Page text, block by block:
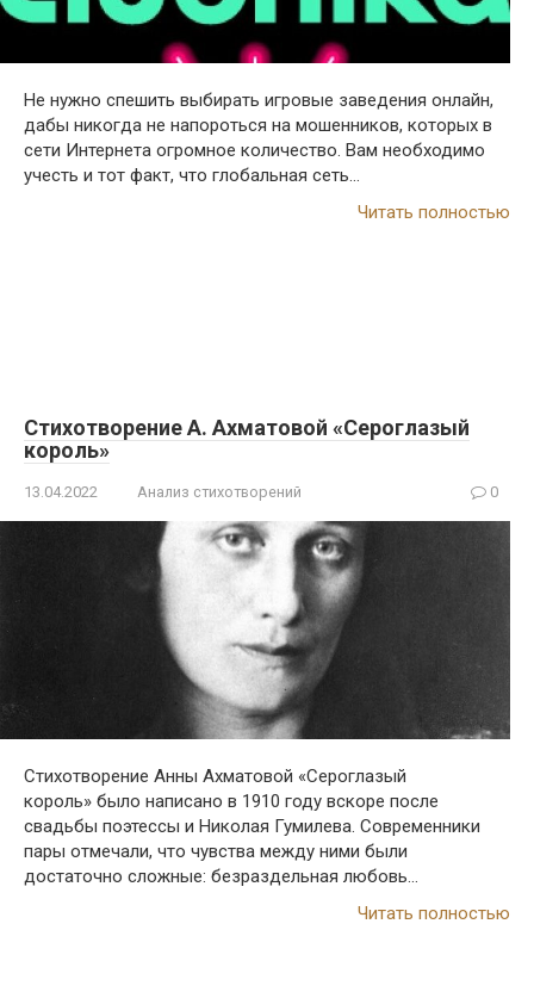
Не нужно спешить выбирать игровые заведения онлайн,
дабы никогда не напороться на мошенников, которых в
сети Интернета огромное количество. Вам необходимо
учесть и тот факт, что глобальная сеть…
Читать полностью
Стихотворение А. Ахматовой «Сероглазый
король»
13.04.2022 Анализ стихотворений 0
Стихотворение Анны Ахматовой «Сероглазый
король» было написано в 1910 году вскоре после
свадьбы поэтессы и Николая Гумилева. Современники
пары отмечали, что чувства между ними были
достаточно сложные: безраздельная любовь…
Читать полностью